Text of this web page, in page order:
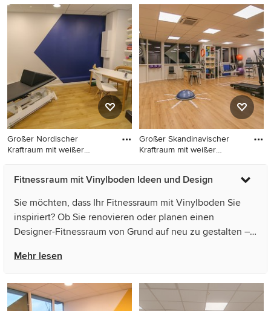
Multifunktionaler, Großer
Fitnessraum mit Vinylboden
und beigem Boden in
Sonstige
Großer Nordischer Kraftraum
mit weißer Wandfarbe,
Vinylboden und braunem
Boden in Bordeaux
Großer Nordischer
Kraftraum mit weißer
Großer Nordischer Kraftraum
mit weißer Wandfarbe,
Boden in Bordeaux
Großer Skandinavischer
Kraftraum mit weißer
Großer Skandinavischer
Kraftraum mit weißer
beigem Boden in Bordeaux
Fitnessraum mit Vinylboden Ideen und Design
Sie möchten, dass Ihr Fitnessraum mit Vinylboden Sie
inspiriert? Ob Sie renovieren oder planen einen
Designer-Fitnessraum von Grund auf neu zu gestalten –
und Architekten dieses Landes, unter anderem von
ABULAGA ESTUDIO und Athletica Design. Sehen Sie
sich Fotos in vielen verschiedenen Farben und Stilen an
– wenn Sie ein Fitnessraum-Design entdeckt haben, das
Mehr lesen